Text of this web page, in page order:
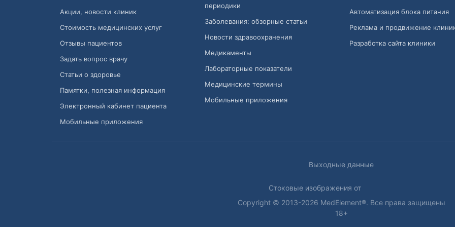
Акции, новости клиник
Стоимость медицинских услуг
Отзывы пациентов
Задать вопрос врачу
Статьи о здоровье
Памятки, полезная информация
Электронный кабинет пациента
Мобильные приложения
периодики
Заболевания: обзорные статьи
Новости здравоохранения
Медикаменты
Лабораторные показатели
Медицинские термины
Мобильные приложения
Автоматизация блока питания
Реклама и продвижение
Разработка сайта клиники
Выходные данные
Стоковые изображения от
Copyright © 2013-2026 MedElement®. Все права защищены
18+